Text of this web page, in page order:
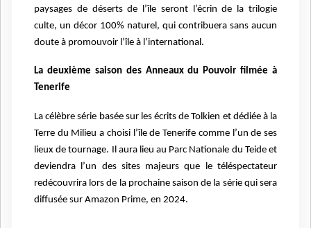
paysages de déserts de l’île seront l’écrin de la trilogie
culte, un décor 100% naturel, qui contribuera sans aucun
doute à promouvoir l’île à l’international.
La deuxième saison des Anneaux du Pouvoir filmée à
Tenerife
La célèbre série basée sur les écrits de Tolkien et dédiée à la
Terre du Milieu a choisi l’île de Tenerife comme l’un de ses
lieux de tournage. Il aura lieu au Parc Nationale du Teide et
deviendra l’un des sites majeurs que le téléspectateur
redécouvrira lors de la prochaine saison de la série qui sera
diffusée sur Amazon Prime, en 2024.